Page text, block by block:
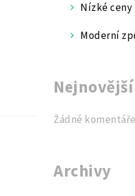
Nízké
Moderní
Žádné
Archivy